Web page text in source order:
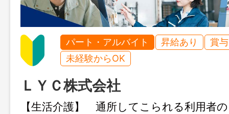
パート・アルバイト 昇給あり
賞
未経験からOK
ＬＹＣ株式会社
【生活介護】 通所してこられる利用者